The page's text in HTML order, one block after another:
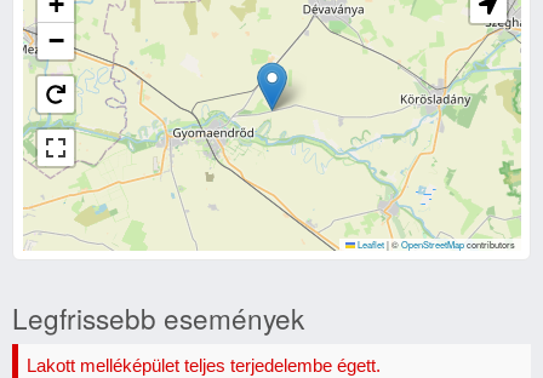
−
Leaflet |©OpenStreetMapcontributors
Legfrissebb események
Lakott melléképület teljes terjedelembe égett.